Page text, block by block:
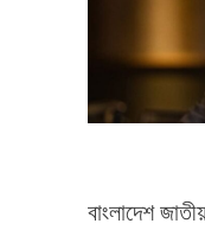
বাংলাদেশ